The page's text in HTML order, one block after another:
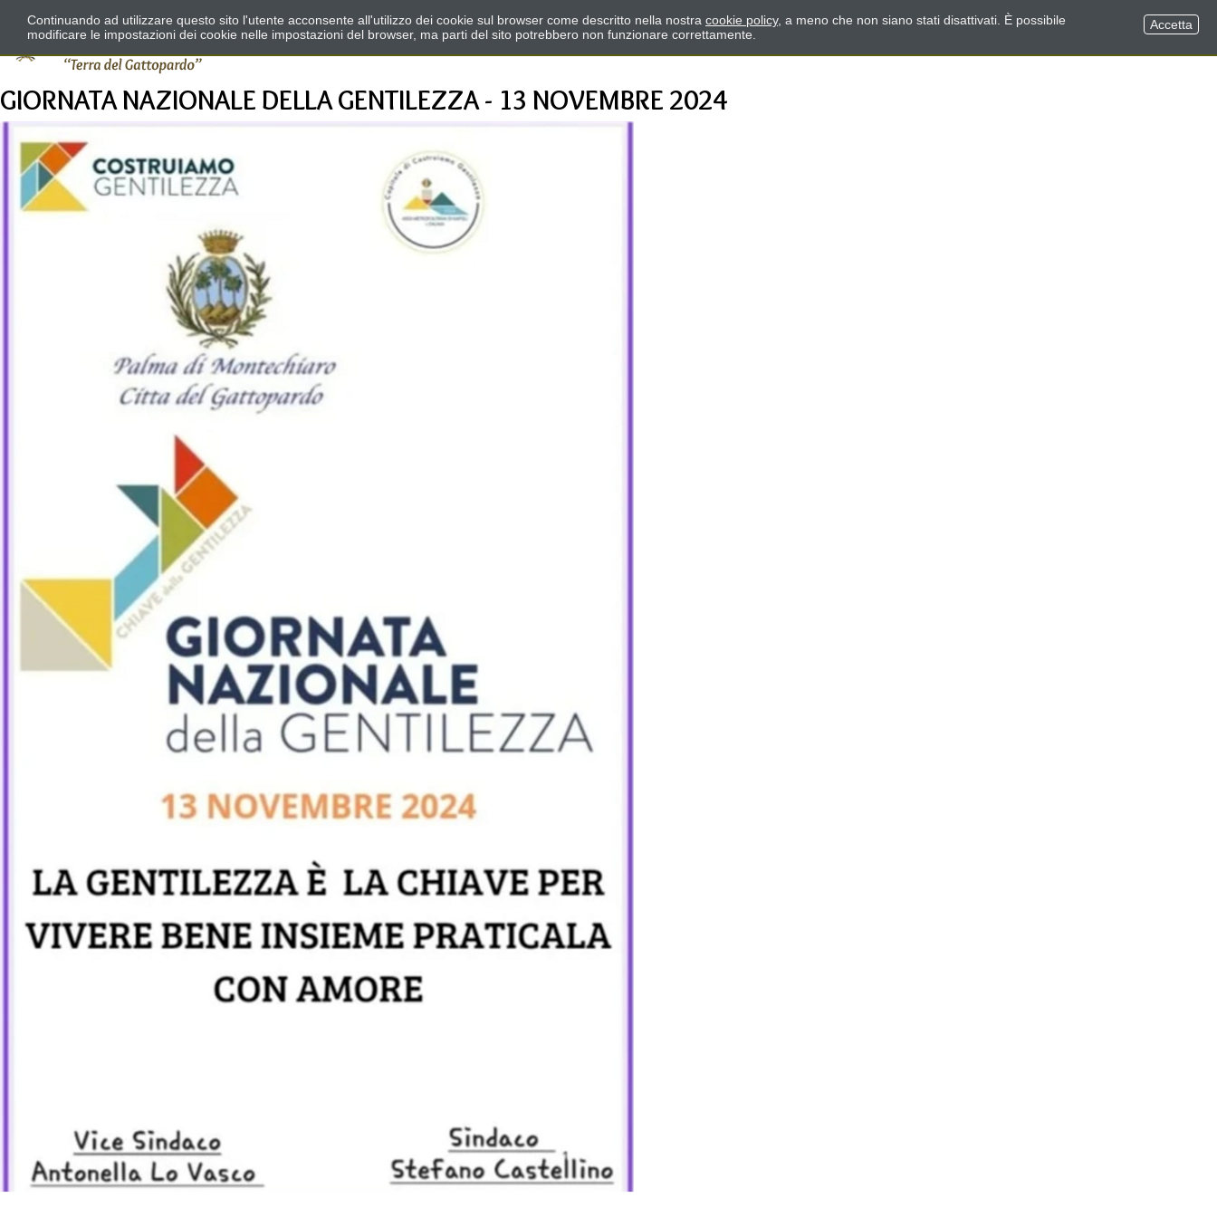
GIORNATA NAZIONALE DELLA GENTILEZZA - 13 NOVEMBRE 2024
Continuando ad utilizzare questo sito l'utente acconsente all'utilizzo dei cookie sul browser come descritto nella nostra cookie policy, a meno che non siano stati disattivati. È possibile
modificare le impostazioni dei cookie nelle impostazioni del browser, ma parti del sito potrebbero non funzionare correttamente.
Accetta